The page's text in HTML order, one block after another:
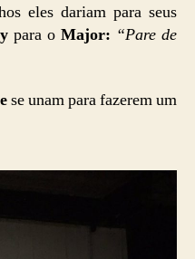
eles dariam para seus
para o Major: “Pare de
se unam para fazerem um